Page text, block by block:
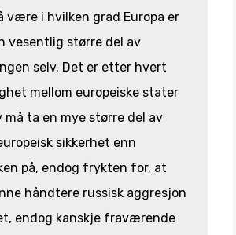
være i hvilken grad Europa er
vesentlig større del av
selv. Det er etter hvert
mellom europeiske stater
må ta en mye større del av
sikkerhet enn
på, endog frykten for, at
håndtere russisk aggresjon
endog kanskje fraværende